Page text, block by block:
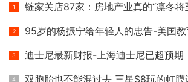
链家关店87家：房地产业真的“凛冬将
95岁的杨振宁给年轻人的忠告-美国教育
迪士尼最新财报-上海迪士尼已超预期
双胞胎也不能混过去 三星S8玩的虹膜